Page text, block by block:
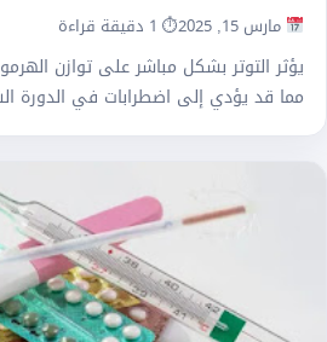
مارس 15, 2025 ⏱ 1 دقيقة قراءة
يؤثر التوتر بشكل مباشر على توازن
مما قد يؤدي إلى اضطرابات في الدورة